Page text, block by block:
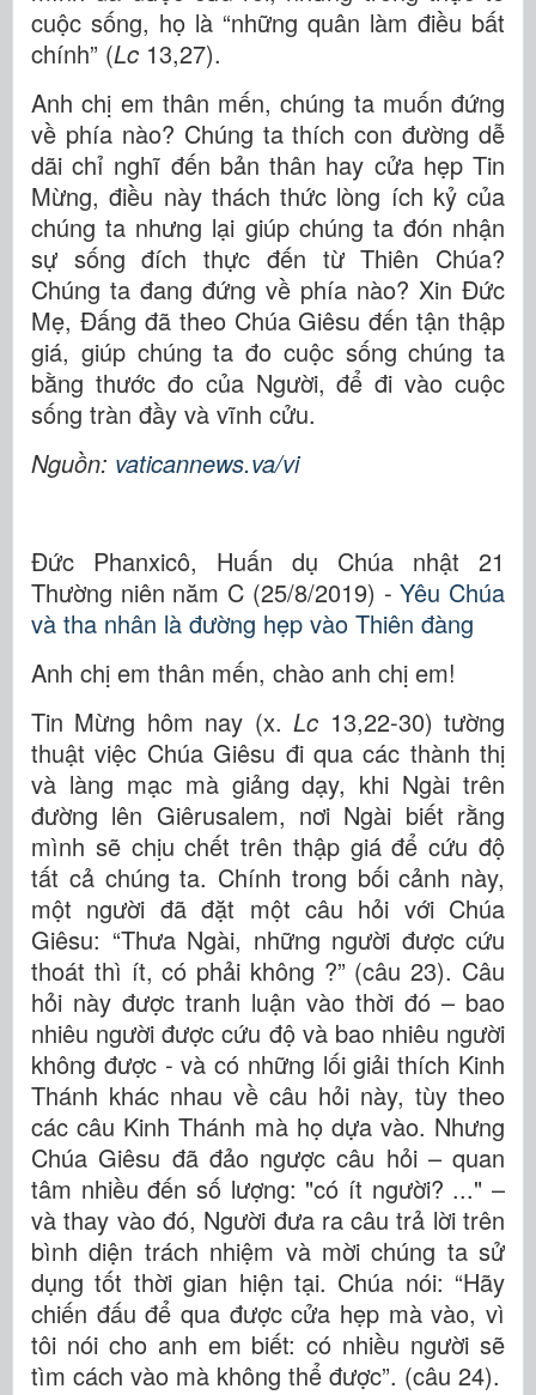
cuộc sống, họ là “những quân làm điều bất
chính” (Lc 13,27).
Anh chị em thân mến, chúng ta muốn đứng
về phía nào? Chúng ta thích con đường dễ
dãi chỉ nghĩ đến bản thân hay cửa hẹp Tin
Mừng, điều này thách thức lòng ích kỷ của
chúng ta nhưng lại giúp chúng ta đón nhận
sự sống đích thực đến từ Thiên Chúa?
Chúng ta đang đứng về phía nào? Xin Đức
Mẹ, Đấng đã theo Chúa Giêsu đến tận thập
giá, giúp chúng ta đo cuộc sống chúng ta
bằng thước đo của Người, để đi vào cuộc
sống tràn đầy và vĩnh cửu.
Nguồn: vaticannews.va/vi
Đức Phanxicô, Huấn dụ Chúa nhật 21
Thường niên năm C (25/8/2019) -Yêu Chúa
và tha nhân là đường hẹp vào Thiên đàng
Anh chị em thân mến, chào anh chị em!
Tin Mừng hôm nay (x.Lc 13,22-30) tường
thuật việc Chúa Giêsu đi qua các thành thị
và làng mạc mà giảng dạy, khi Ngài trên
đường lên Giêrusalem, nơi Ngài biết rằng
mình sẽ chịu chết trên thập giá để cứu độ
tất cả chúng ta. Chính trong bối cảnh này,
một người đã đặt một câu hỏi với Chúa
Giêsu: “Thưa Ngài, những người được cứu
thoát thì ít, có phải không ?” (câu 23). Câu
hỏi này được tranh luận vào thời đó – bao
nhiêu người được cứu độ và bao nhiêu người
không được - và có những lối giải thích Kinh
Thánh khác nhau về câu hỏi này, tùy theo
các câu Kinh Thánh mà họ dựa vào. Nhưng
Chúa Giêsu đã đảo ngược câu hỏi – quan
tâm nhiều đến số lượng: "có ít người? ..." –
và thay vào đó, Người đưa ra câu trả lời trên
bình diện trách nhiệm và mời chúng ta sử
dụng tốt thời gian hiện tại. Chúa nói: “Hãy
chiến đấu để qua được cửa hẹp mà vào, vì
tôi nói cho anh em biết: có nhiều người sẽ
tìm cách vào mà không thể được”. (câu 24).